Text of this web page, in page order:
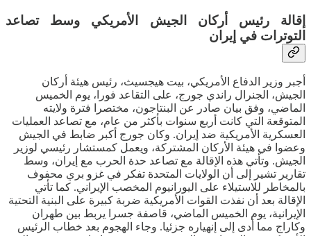
إقالة رئيس أركان الجيش الأمريكي وسط تصاعد
التوترات في إيران
أجبر وزير الدفاع الأمريكي، بيت هيجسيث، رئيس هيئة أركان
الجيش، الجنرال راندي جورج، على التقاعد فورا، يوم الخميس
الماضي، وفق بيان صادر عن البنتاجون، مختصرا فترة ولايته
المتوقعة التي كانت أربع سنوات بأكثر من عام، مع تصاعد العمليات
العسكرية الأمريكية ضد إيران. وكان جورج أكبر ضابط في الجيش
وعضوا في هيئة الأركان المشتركة، ويعمل كمستشار رئيسي لوزير
الجيش. وتأتي هذه الإقالة مع تصاعد حدة الحرب مع إيران، وسط
تقارير تشير إلى أن الولايات المتحدة تفكر في غزو بري محفوف
بالمخاطر للاستيلاء على اليورانيوم المخصب الإيراني. كما تأتي
الإقالة بعد أن نفذت القوات الأمريكية ضربة كبيرة على البنية التحتية
الإيرانية، يوم الخميس الماضي، قاصفة جسرا يربط بين طهران
وكاراج مما أدى إلى إنهياره جزئيا. وجاء الهجوم بعد خطاب الرئيس